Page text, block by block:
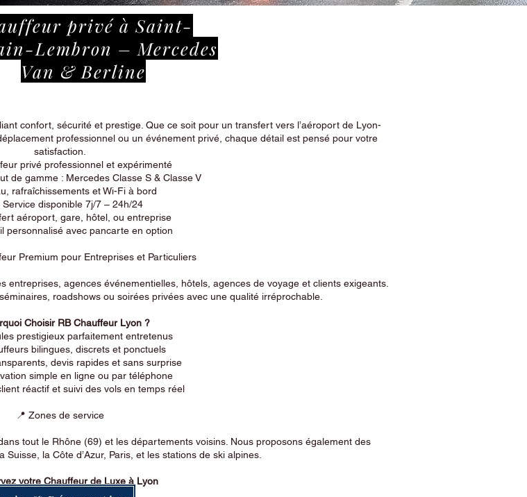
privé à Saint-
Lembron – Mercedes
Van & Berline
confort, sécurité et prestige. Que ce soit pour un transfert vers l’aéroport de Lyon-
professionnel ou un événement privé, chaque détail est pensé pour votre
satisfaction.
privé professionnel et expérimenté
gamme : Mercedes Classe S & Classe V
et Wi-Fi à bord
disponible 7j/7 – 24h/24
aéroport, gare, hôtel, ou entreprise
avec pancarte en option
Premium pour Entreprises et Particuliers
entreprises, agences événementielles, hôtels, agences de voyage et clients exigeants.
roadshows ou soirées privées avec une qualité irréprochable.
Choisir RB Chauffeur Lyon ?
prestigieux parfaitement entretenus
bilingues, discrets et ponctuels
devis rapides et sans surprise
simple en ligne ou par téléphone
réactif et suivi des vols en temps réel
📍 Zones de service
tout le Rhône (69) et les départements voisins. Nous proposons également des
la Côte d’Azur, Paris, et les stations de ski alpines.
votre Chauffeur de Luxe à Lyon